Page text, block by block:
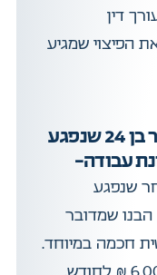
דין
הפיצוי שמגיע
פיצוי של 931,000 ש"ח לצעיר בן 24 שנפגע
עבודה–
הבנו שמדובר
חכמה במיוחד.